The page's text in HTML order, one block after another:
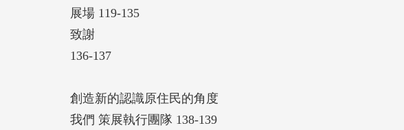
展場 119-135
致謝
136-137
創造新的認識原住民的角度
我們 策展執行團隊 138-139